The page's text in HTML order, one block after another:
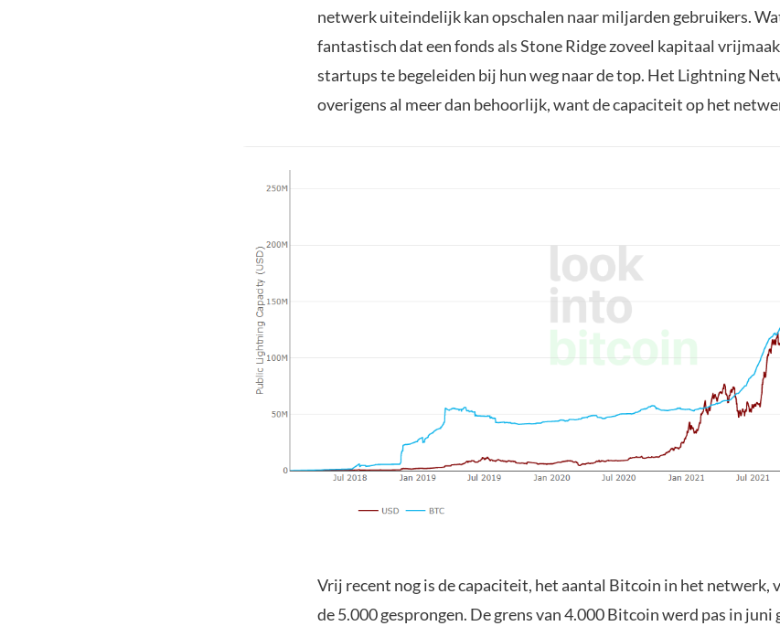
netwerk uiteindelijk kan opschalen naar miljarden gebruikers.
fantastisch dat een fonds als Stone Ridge zoveel kapitaal
startups te begeleiden bij hun weg naar de top. Het Lightning
overigens al meer dan behoorlijk, want de capaciteit op het
Vrij recent nog is de capaciteit, het aantal Bitcoin in het netwerk,
de 5.000 gesprongen. De grens van 4.000 Bitcoin werd pas in juni